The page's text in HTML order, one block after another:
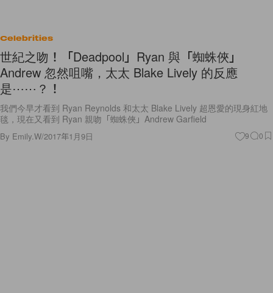
Celebrities
世紀之吻！「Deadpool」Ryan 與「蜘蛛俠」
Andrew 忽然咀嘴，太太 Blake Lively 的反應
是⋯⋯？！
我們今早才看到 Ryan Reynolds 和太太 Blake Lively 超恩愛的現身紅地
毯，現在又看到 Ryan 親吻「蜘蛛俠」Andrew Garfield
By Emily.W/2017年1月9日 9 0